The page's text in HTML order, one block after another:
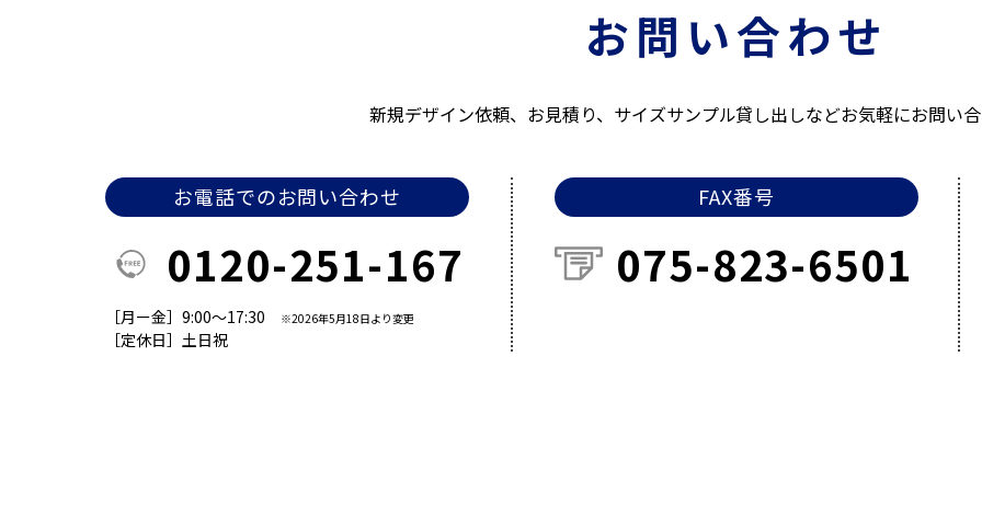
お問い合わせ
新規デザイン依頼、お見積り、サイズサンプル貸し出しなどお気軽にお問い合
お電話でのお問い合わせ
0120-251-167
［月ー金］9:00～17:30 ※2026年5月18日より変更
［定休日］土日祝
FAX番号
075-823-6501